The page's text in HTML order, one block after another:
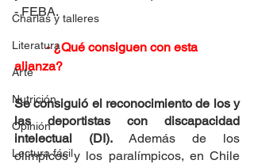
Charlas y talleres
Literatura
Arte
Nutrición
Opinión
Lectura fácil
- FEBA.
- ¿Qué consiguen con esta
alianza?
Se consiguió el reconocimiento de los y
las deportistas con discapacidad
intelectual (DI). Además de los
olímpicos y los paralímpicos, en Chile